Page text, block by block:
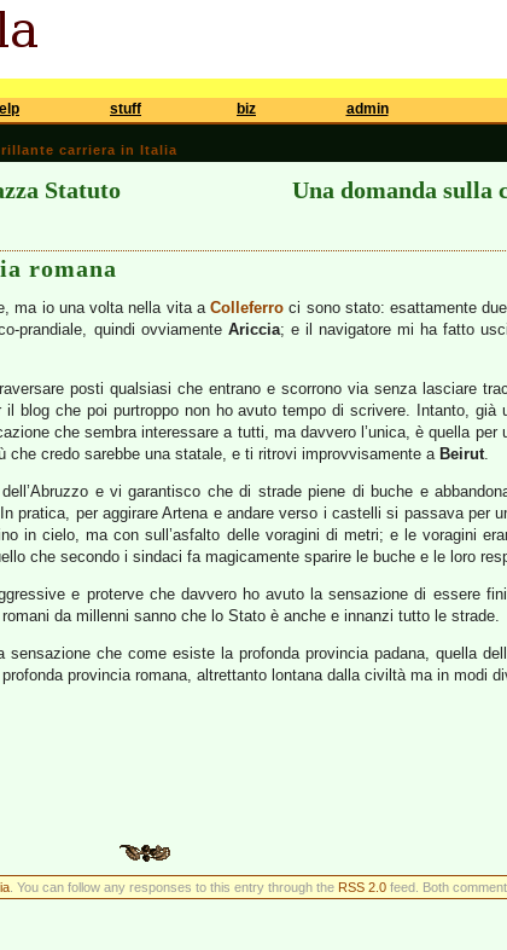
stuff biz admin
carriera in Italia
Statuto Una domanda sulla
romana
ma io una volta nella vita aColleferro ci sono stato: esattamente
prandiale, quindi ovviamente Ariccia; e il navigatore mi ha fatto
posti qualsiasi che entrano e scorrono via senza lasciare
blog che poi purtroppo non ho avuto tempo di scrivere. Intanto, già
che sembra interessare a tutti, ma davvero l’unica, è quella
che credo sarebbe una statale, e ti ritrovi improvvisamente a Beirut.
e vi garantisco che di strade piene di buche e
pratica, per aggirare Artena e andare verso i castelli si passava per
in cielo, ma con sull’asfalto delle voragini di metri; e le voragini
che secondo i sindaci fa magicamente sparire le buche e le loro
e proterve che davvero ho avuto la sensazione di essere
da millenni sanno che lo Stato è anche e innanzi tutto le strade.
sensazione che come esiste la profonda provincia padana, quella
provincia romana, altrettanto lontana dalla civiltà ma in modi
. You can follow any responses to this entry through the RSS 2.0feed. Both